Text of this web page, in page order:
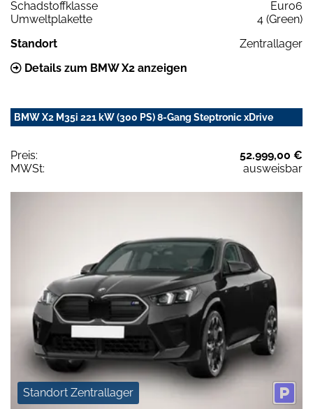
Schadstoffklasse
Euro6
Umweltplakette
4 (Green)
Standort
Zentrallager
Details zum BMW X2 anzeigen
BMW X2 M35i 221 kW (300 PS) 8-Gang Steptronic xDrive
Preis:
52.999,00 €
MWSt:
ausweisbar
Standort Zentrallager